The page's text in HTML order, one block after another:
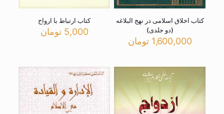
کتاب اخلاق اسلامی در نهج البلاغه
(دو جلدی)
1,600,000 تومان
کتاب ارتباط با ارواح
5,000 تومان